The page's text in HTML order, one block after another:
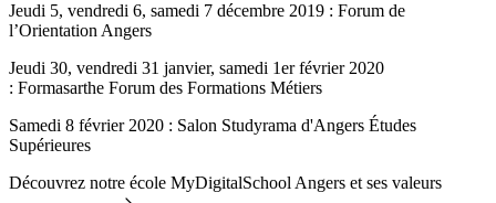
Jeudi 5, vendredi 6, samedi 7 décembre 2019 : Forum de
l’Orientation Angers
Jeudi 30, vendredi 31 janvier, samedi 1er février 2020
: Formasarthe Forum des Formations Métiers
Samedi 8 février 2020 : Salon Studyrama d'Angers Études
Supérieures
Découvrez notre école MyDigitalSchool Angers et ses valeurs